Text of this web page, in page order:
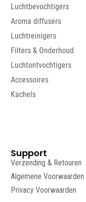
Luchtbevochtigers
Aroma diffusers
Luchtreinigers
Filters & Onderhoud
Luchtontvochtigers
Accessoires
Kachels
Support
Verzending & Retouren
Algemene Voorwaarden
Privacy Voorwaarden